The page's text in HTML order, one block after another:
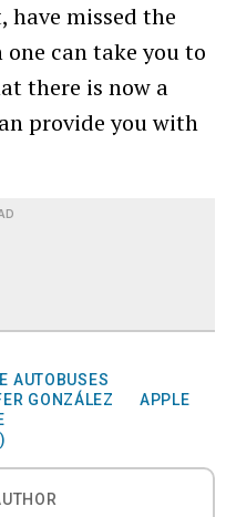
have missed the
can take you to
there is now a
provide you with
AUTOBUSES
GONZÁLEZ
APPLE